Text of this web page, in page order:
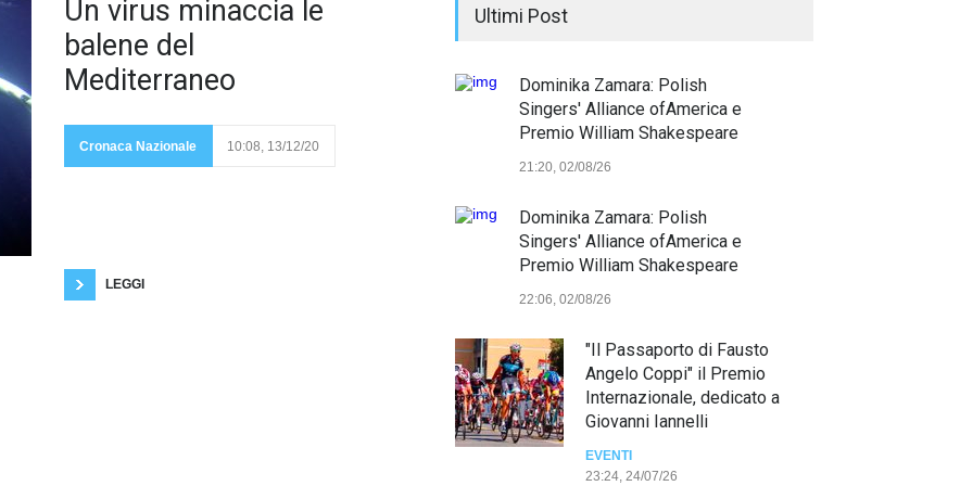
Un virus minaccia le
balene del
Mediterraneo
Cronaca Nazionale 10:08, 13/12/20
LEGGI
Ultimi Post
Dominika Zamara: Polish
Singers' Alliance ofAmerica e
Premio William Shakespeare
21:20, 02/08/26
Dominika Zamara: Polish
Singers' Alliance ofAmerica e
Premio William Shakespeare
22:06, 02/08/26
"Il Passaporto di Fausto
Angelo Coppi" il Premio
Internazionale, dedicato a
Giovanni Iannelli
EVENTI
23:24, 24/07/26